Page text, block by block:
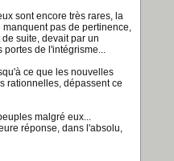
sont encore très rares, la
pas de pertinence,
suite, devait par un
portes de l'intégrisme...
ce que les nouvelles
rationnelles, dépassent ce
malgré eux...
réponse, dans l'absolu,